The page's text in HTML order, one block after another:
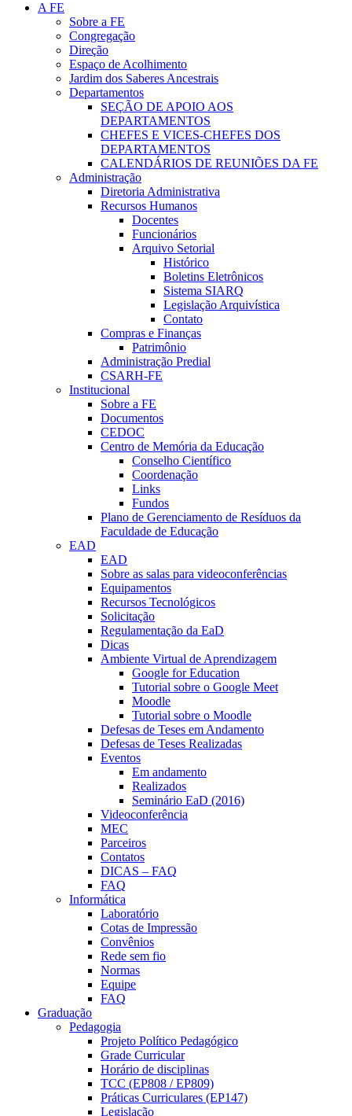
A FE
Sobre a FE
Congregação
Direção
Espaço de Acolhimento
Jardim dos Saberes Ancestrais
Departamentos
SEÇÃO DE APOIO AOS
DEPARTAMENTOS
CHEFES E VICES-CHEFES DOS
DEPARTAMENTOS
CALENDÁRIOS DE REUNIÕES DA FE
Administração
Diretoria Administrativa
Recursos Humanos
Docentes
Funcionários
Arquivo Setorial
Histórico
Boletins Eletrônicos
Sistema SIARQ
Legislação Arquivística
Contato
Compras e Finanças
Patrimônio
Administração Predial
CSARH-FE
Institucional
Sobre a FE
Documentos
CEDOC
Centro de Memória da Educação
Conselho Científico
Coordenação
Links
Fundos
Plano de Gerenciamento de Resíduos da
Faculdade de Educação
EAD
EAD
Sobre as salas para videoconferências
Equipamentos
Recursos Tecnológicos
Solicitação
Regulamentação da EaD
Dicas
Ambiente Virtual de Aprendizagem
Google for Education
Tutorial sobre o Google Meet
Moodle
Tutorial sobre o Moodle
Defesas de Teses em Andamento
Defesas de Teses Realizadas
Eventos
Em andamento
Realizados
Seminário EaD (2016)
Videoconferência
MEC
Parceiros
Contatos
DICAS – FAQ
FAQ
Informática
Laboratório
Cotas de Impressão
Convênios
Rede sem fio
Normas
Equipe
FAQ
Graduação
Pedagogia
Projeto Político Pedagógico
Grade Curricular
Horário de disciplinas
TCC (EP808 / EP809)
Práticas Curriculares (EP147)
Legislação